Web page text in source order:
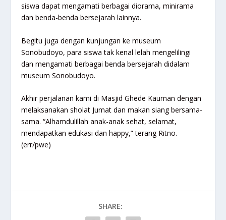
siswa dapat mengamati berbagai diorama, minirama
dan benda-benda bersejarah lainnya.
Begitu juga dengan kunjungan ke museum
Sonobudoyo, para siswa tak kenal lelah mengelilingi
dan mengamati berbagai benda bersejarah didalam
museum Sonobudoyo.
Akhir perjalanan kami di Masjid Ghede Kauman dengan
melaksanakan sholat Jumat dan makan siang bersama-
sama. “Alhamdulillah anak-anak sehat, selamat,
mendapatkan edukasi dan happy,” terang Ritno.
(err/pwe)
SHARE: